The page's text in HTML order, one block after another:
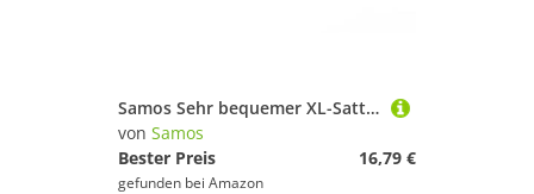
Samos Sehr bequemer XL-Sattelbezug | ideal für Heimtrainer und Mountainbike-Zubehör | Verbessern Sie Ihr Fahrerlebnis
von Samos
Bester Preis
16,79 €
gefunden bei Amazon